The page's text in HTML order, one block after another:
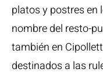
platos y postres en
nombre del resto-
también en
destinados a las